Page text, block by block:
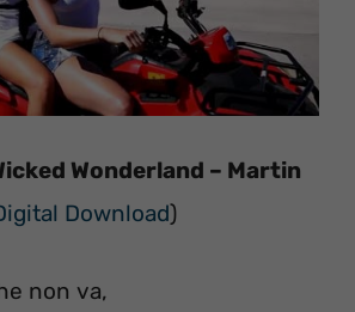
Wonderland – Martin
Download)
non va,